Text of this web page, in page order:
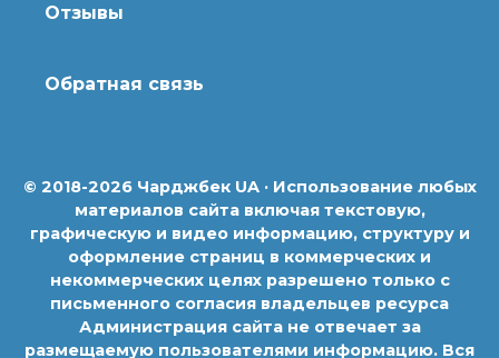
Отзывы
Обратная связь
© 2018-2026 Чарджбек UA · Использование любых
материалов сайта включая текстовую,
графическую и видео информацию, структуру и
оформление страниц в коммерческих и
некоммерческих целях разрешено только с
письменного согласия владельцев ресурса
Администрация сайта не отвечает за
размещаемую пользователями информацию. Вся